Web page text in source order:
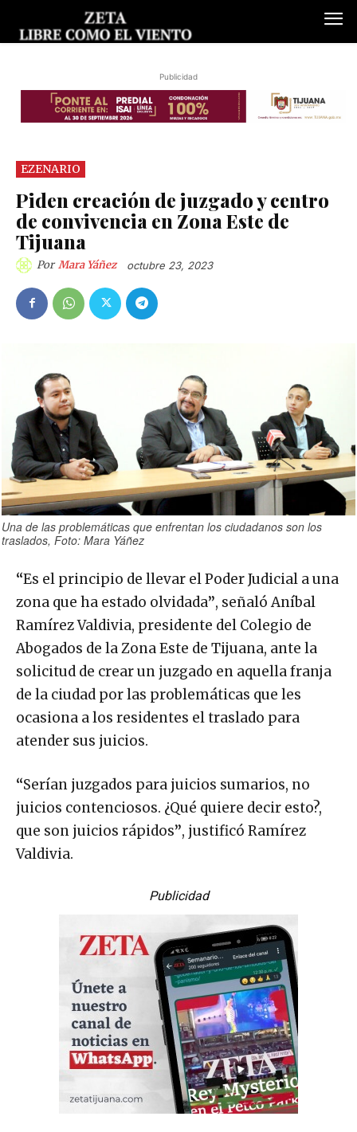
Publicidad
EZENARIO
Piden creación de juzgado y centro
de convivencia en Zona Este de
Tijuana
Por Mara Yáñez octubre 23, 2023
Una de las problemáticas que enfrentan los ciudadanos son los
traslados, Foto: Mara Yáñez
“Es el principio de llevar el Poder Judicial a una
zona que ha estado olvidada”, señaló Aníbal
Ramírez Valdivia, presidente del Colegio de
Abogados de la Zona Este de Tijuana, ante la
solicitud de crear un juzgado en aquella franja
de la ciudad por las problemáticas que les
ocasiona a los residentes el traslado para
atender sus juicios.
“Serían juzgados para juicios sumarios, no
juicios contenciosos. ¿Qué quiere decir esto?,
que son juicios rápidos”, justificó Ramírez
Valdivia.
Publicidad